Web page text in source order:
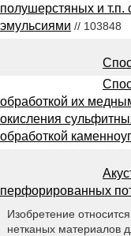
полушерстяных и
эмульсиями // 103848
обработкой их
окисления
обработкой
перфорированных
Изобретение
нетканых материалов